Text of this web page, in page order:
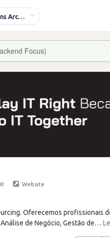
Senior AI Solutions Architect
Focus)
· Website
Oferecemos profissionais
de Negócio, Gestão de…